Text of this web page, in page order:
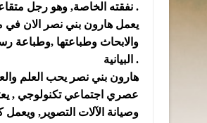
نفقته الخاصة, وهو رجل متقاعد من القوات المسلحة , ولديه مكتبة يعمل بها مع أولاده .
يعمل هارون بني نصر الان في
والابحاث وطباعتها ,وطباعة
البيانية .
هارون بني نصر يحب العلم
عصري اجتماعي تكنولوجي ,
وصيانة الآلات التصوير,